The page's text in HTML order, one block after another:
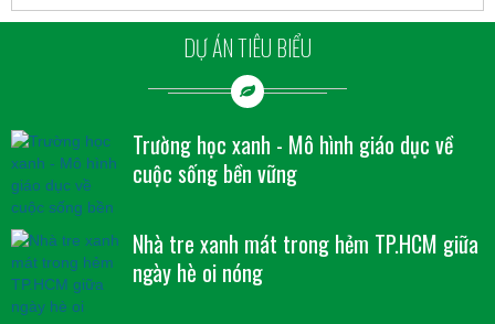
DỰ ÁN TIÊU BIỂU
Trường học xanh - Mô hình giáo dục về
cuộc sống bền vững
Nhà tre xanh mát trong hẻm TP.HCM giữa
ngày hè oi nóng